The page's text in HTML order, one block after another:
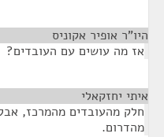
היו"ר אופיר אקוניס
אז מה עושים עם העובדים?
איתי יחזקאלי
חלק מהעובדים מהמרכז,
מהדרום.